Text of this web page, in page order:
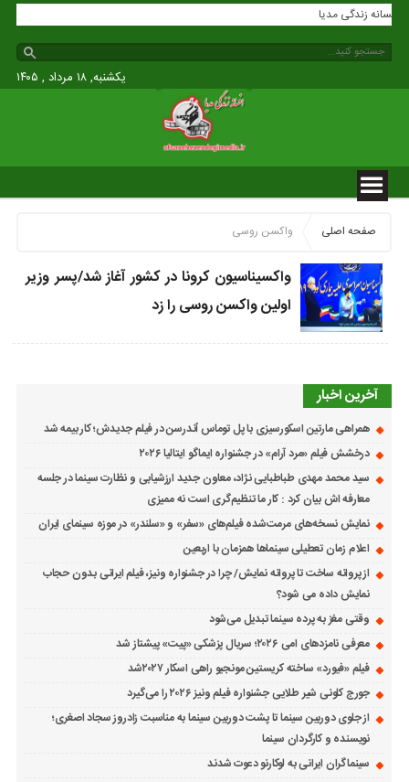
افسانه زندگی مدیا
یکشنبه, ۱۸ مرداد , ۱۴۰۵
صفحه اصلی واکسن روسی
واکسیناسیون کرونا در کشور آغاز شد/پسر وزیر
اولین واکسن روسی را زد
آخرین اخبار
همراهی مارتین اسکورسیزی با پل توماس ٱندرسن در فیلم جدیدش؛ کار بیمه شد
درخشش فیلم «مرد آرام» در جشنواره ایماگو ایتالیا ۲۰۲۶
سید محمد مهدی طباطبایی نژاد، معاون جدید ارزشیابی و نظارت سینما در جلسه
معارفه اش بیان کرد : کار ما تنظیم‌گری است نه ممیزی
نمایش نسخه‌های مرمت‌شده فیلم‌های «سفر» و «سلندر» در موزه سینمای ایران
اعلام زمان تعطیلی سینماها همزمان با اربعین
از پروانه ساخت تا پروانه نمایش/ چرا در جشنواره ونیز، فیلم ایرانی بدون حجاب
نمایش داده می شود؟
وقتی مغز به پرده سینما تبدیل می‌شود
معرفی نامزدهای امی ۲۰۲۶؛ سریال پزشکی «پیت» پیشتاز شد
فیلم «فیورد» ساخته کریستین مونجیو راهی اسکار ۲۰۲۷شد
جورج کلونی شیر طلایی جشنواره فیلم ونیز ۲۰۲۶ را می‌گیرد
از جلوی دوربین سینما تا پشت دوربین سینما به مناسبت زادروز سجاد اصغری؛
نویسنده و کارگردان سینما
سینماگران ایرانی به لوکارنو دعوت شدند